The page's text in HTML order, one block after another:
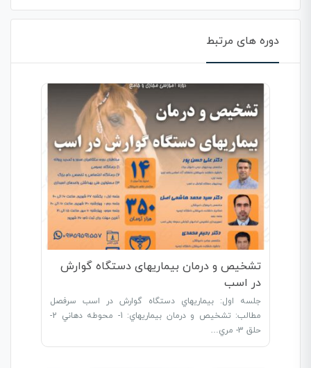
دوره های مرتبط
تشخیص و درمان بیماریهای دستگاه گوارش
در اسب
جلسه اول: بيماريهاي دستگاه گوارش در اسب سرفصل
مطالب: تشخيص و درمان بيماريهاي: 1- محوطه دهاني 2-
حلق 3- مري…